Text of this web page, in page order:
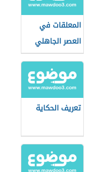
المعلقات في
العصر الجاهلي
تعريف الحكاية